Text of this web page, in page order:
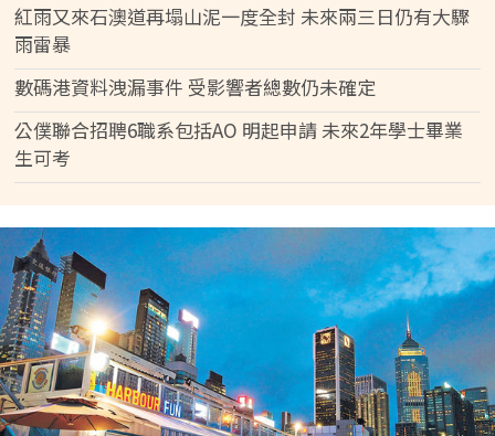
紅雨又來石澳道再塌山泥一度全封 未來兩三日仍有大驟
雨雷暴
數碼港資料洩漏事件 受影響者總數仍未確定
公僕聯合招聘6職系包括AO 明起申請 未來2年學士畢業
生可考